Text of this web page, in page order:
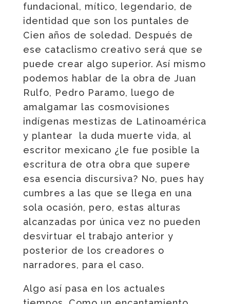
fundacional, mítico, legendario, de
identidad que son los puntales de
Cien años de soledad. Después de
ese cataclismo creativo será que se
puede crear algo superior. Así mismo
podemos hablar de la obra de Juan
Rulfo, Pedro Paramo, luego de
amalgamar las cosmovisiones
indígenas mestizas de Latinoamérica
y plantear la duda muerte vida, al
escritor mexicano ¿le fue posible la
escritura de otra obra que supere
esa esencia discursiva? No, pues hay
cumbres a las que se llega en una
sola ocasión, pero, estas alturas
alcanzadas por única vez no pueden
desvirtuar el trabajo anterior y
posterior de los creadores o
narradores, para el caso.
Algo así pasa en los actuales